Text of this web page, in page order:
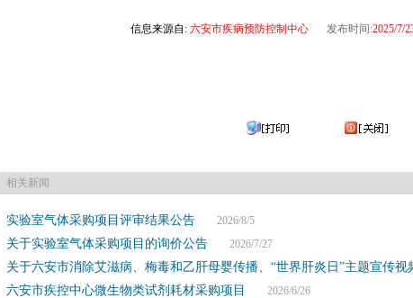
信息来源自: 六安市疾病预防控制中心 发布时间:2025/7/
相关新闻
实验室气体采购项目评审结果公告2026/8/5
关于实验室气体采购项目的询价公告2026/7/27
关于六安市消除艾滋病、梅毒和乙肝母婴传播、“世界肝炎日”主题宣传视
六安市疾控中心微生物类试剂耗材采购项目 2026/6/26